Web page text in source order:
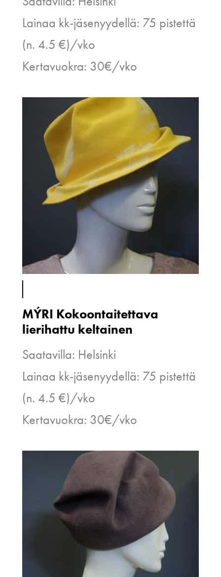
Lainaa kk-jäsenyydellä: 75 pistettä
(n. 4.5 €)/vko
Kertavuokra: 30€/vko
MÝRI Kokoontaitettava
lierihattu keltainen
Saatavilla: Helsinki
Lainaa kk-jäsenyydellä: 75 pistettä
(n. 4.5 €)/vko
Kertavuokra: 30€/vko